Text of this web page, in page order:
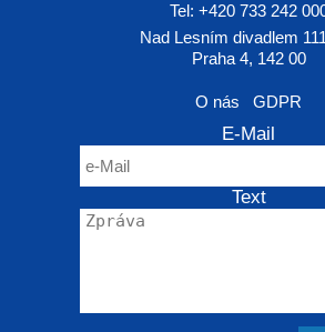
Tel: +420 733 242
Nad Lesním divadlem
Praha 4, 142 00
O nás GDPR
E-Mail
Text